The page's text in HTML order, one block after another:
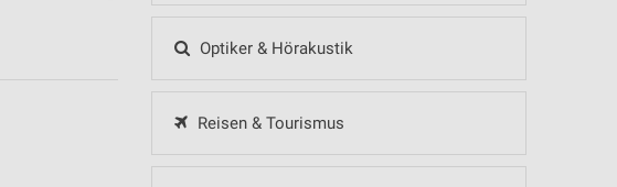
Optiker & Hörakustik
Reisen & Tourismus